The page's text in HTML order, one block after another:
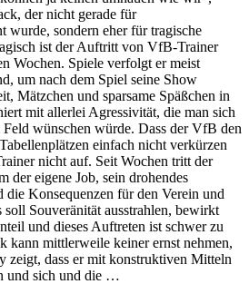
der nicht gerade für
wurde, sondern eher für tragische
ist der Auftritt von VfB-Trainer
Wochen. Spiele verfolgt er meist
um nach dem Spiel seine Show
Mätzchen und sparsame Späßchen in
mit allerlei Agressivität, die man sich
wünschen würde. Dass der VfB den
einfach nicht verkürzen
nicht auf. Seit Wochen tritt der
der eigene Job, sein drohendes
die Konsequenzen für den Verein und
Souveränität ausstrahlen, bewirkt
und dieses Auftreten ist schwer zu
kann mittlerweile keiner ernst nehmen,
zeigt, dass er mit konstruktiven Mitteln
und sich und die …